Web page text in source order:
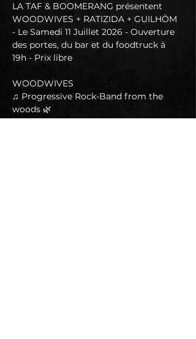
LA TAF & BOOMERANG présentent
WOODWIVES + RATIZIDA + GUILHÖM
- Le Samedi 11 Juillet 2026 - Ouverture
des portes, du bar et du foodtruck à
19h - Prix libre
WOODWIVES
♫ Progressive Rock-Band from the
woods 🌿
📱